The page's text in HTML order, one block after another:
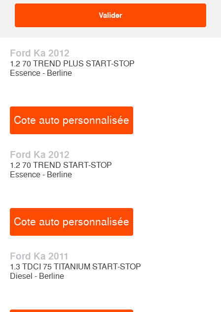
Ford Ka 2012
1.2 70 TREND PLUS START-STOP
Essence - Berline
Cote auto personnalisée
Ford Ka 2012
1.2 70 TREND START-STOP
Essence - Berline
Cote auto personnalisée
Ford Ka 2011
1.3 TDCI 75 TITANIUM START-STOP
Diesel - Berline